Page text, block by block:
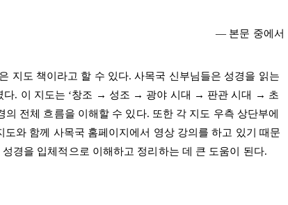
― 본문 중에서
지도 책이라고 할 수 있다. 사목국 신부님들은 성경을 읽는
다. 이 지도는 ‘창조 → 성조 → 광야 시대 → 판관 시대 → 초
전체 흐름을 이해할 수 있다. 또한 각 지도 우측 상단부에
와 함께 사목국 홈페이지에서 영상 강의를 하고 있기 때문
경을 입체적으로 이해하고 정리하는 데 큰 도움이 된다.